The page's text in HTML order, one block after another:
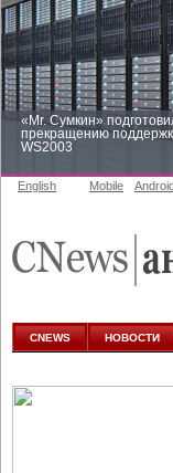
«Mr. Сумкин»
прекращению
WS2003
аналитике
English Mobile
CNEWS НОВОСТИ